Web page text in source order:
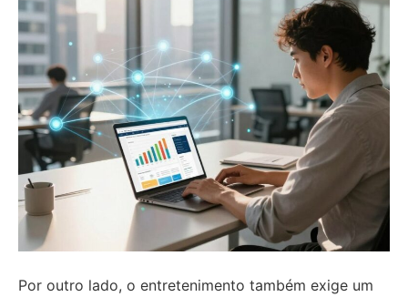
Por outro lado, o entretenimento também exige um